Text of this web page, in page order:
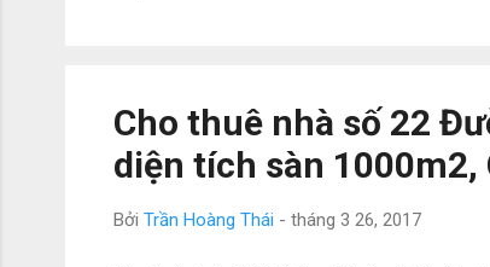
Cho thuê nhà số 22
diện tích sàn 1000m2,
Bởi Trần Hoàng Thái - tháng 3 26, 2017